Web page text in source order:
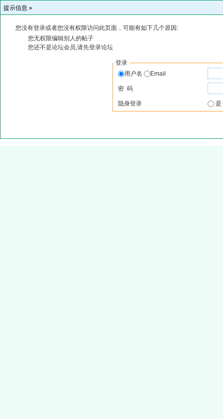
提示信息 »
您没有登录或者您没有权限访问此页面，可能有如下几个原因:
您无权限编辑别人的帖子
您还不是论坛会员,请先登录论坛
登录
用户名
Email
密 码
隐身登录